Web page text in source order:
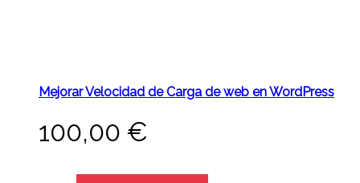
Mejorar Velocidad de Carga de web en WordPress
100,00 €